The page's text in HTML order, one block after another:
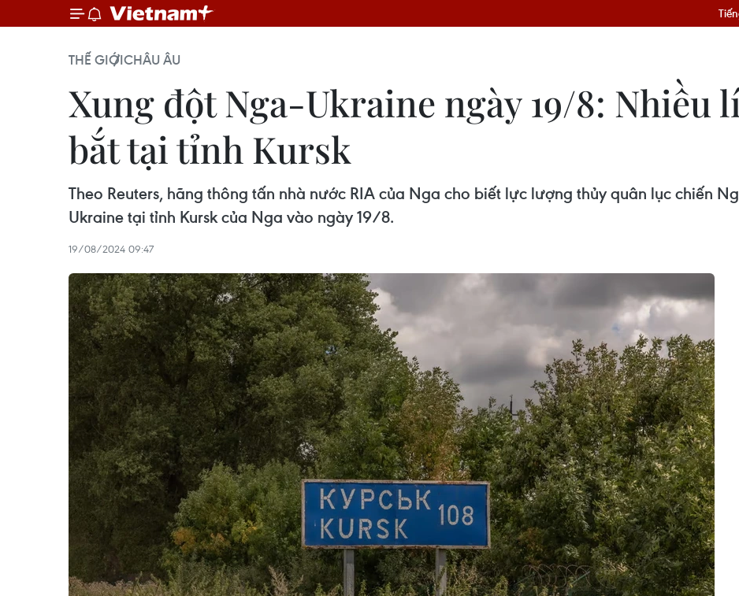
THẾ GIỚICHÂU ÂU
Xung đột Nga-Ukraine ngày 19/8: Nhiều
bắt tại tỉnh Kursk
Theo Reuters, hãng thông tấn nhà nước RIA của Nga cho biết lực lượng thủy quân lục chiến
Ukraine tại tỉnh Kursk của Nga vào ngày 19/8.
19/08/2024 09:47